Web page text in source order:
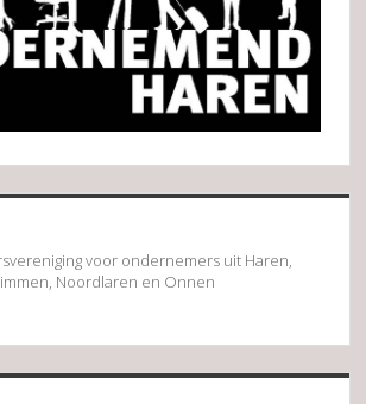
voor ondernemers uit Haren,
Noordlaren en Onnen